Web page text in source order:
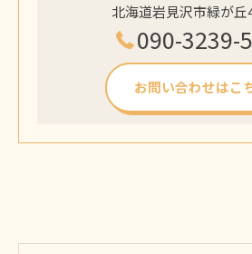
北海道岩見沢市緑が丘
090-3239-
お問い合わせはこ